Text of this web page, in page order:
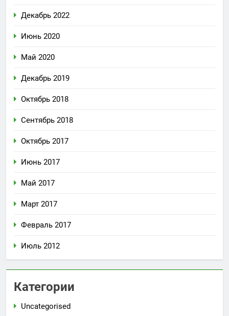
Декабрь 2022
Июнь 2020
Май 2020
Декабрь 2019
Октябрь 2018
Сентябрь 2018
Октябрь 2017
Июнь 2017
Май 2017
Март 2017
Февраль 2017
Июль 2012
Категории
Uncategorised